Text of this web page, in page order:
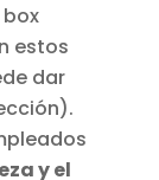
estos
dar
y el